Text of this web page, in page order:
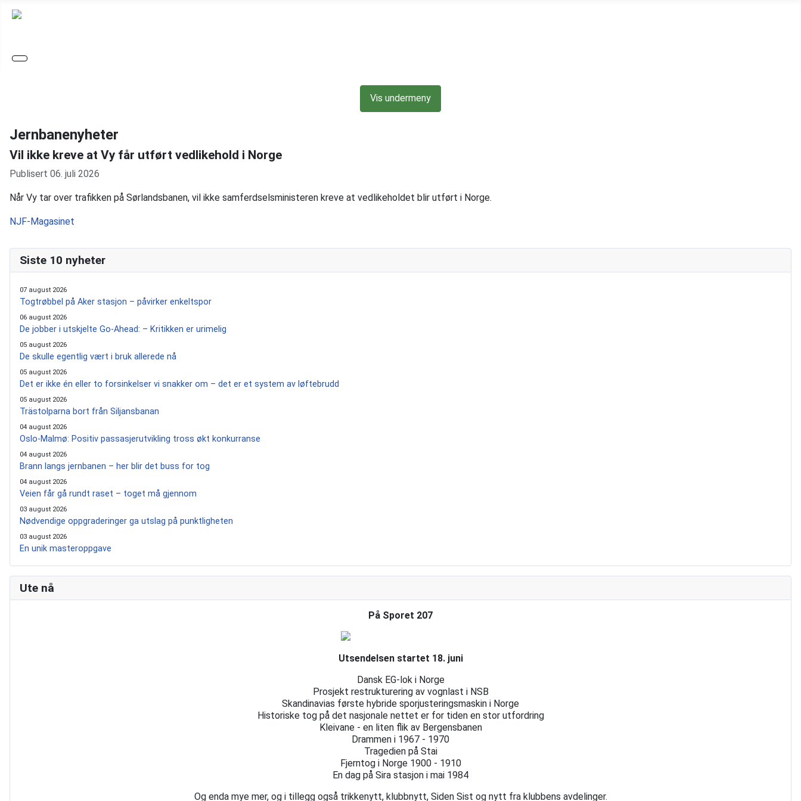
Vis undermeny
Jernbanenyheter
Vil ikke kreve at Vy får utført vedlikehold i Norge
Publisert 06. juli 2026
Når Vy tar over trafikken på Sørlandsbanen, vil ikke samferdselsministeren kreve at vedlikeholdet blir utført i Norge.
NJF-Magasinet
Siste 10 nyheter
07 august 2026
Togtrøbbel på Aker stasjon – påvirker enkeltspor
06 august 2026
De jobber i utskjelte Go-Ahead: – Kritikken er urimelig
05 august 2026
De skulle egentlig vært i bruk allerede nå
05 august 2026
Det er ikke én eller to forsinkelser vi snakker om – det er et system av løftebrudd
05 august 2026
Trästolparna bort från Siljansbanan
04 august 2026
Oslo-Malmø: Positiv passasjerutvikling tross økt konkurranse
04 august 2026
Brann langs jernbanen – her blir det buss for tog
04 august 2026
Veien får gå rundt raset – toget må gjennom
03 august 2026
Nødvendige oppgraderinger ga utslag på punktligheten
03 august 2026
En unik masteroppgave
Ute nå
På Sporet 207
Utsendelsen startet 18. juni
Dansk EG-lok i Norge
Prosjekt restrukturering av vognlast i NSB
Skandinavias første hybride sporjusteringsmaskin i Norge
Historiske tog på det nasjonale nettet er for tiden en stor utfordring
Kleivane - en liten flik av Bergensbanen
Drammen i 1967 - 1970
Tragedien på Stai
Fjerntog i Norge 1900 - 1910
En dag på Sira stasjon i mai 1984
Og enda mye mer, og i tillegg også trikkenytt, klubbnytt, Siden Sist og nytt fra klubbens avdelinger.